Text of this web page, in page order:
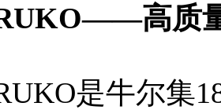
高质
是牛尔集